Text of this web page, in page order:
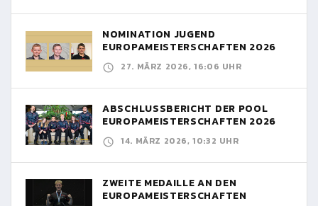
NOMINATION JUGEND
EUROPAMEISTERSCHAFTEN 2026
27. MÄRZ 2026, 16:06 UHR
ABSCHLUSSBERICHT DER POOL
EUROPAMEISTERSCHAFTEN 2026
14. MÄRZ 2026, 10:32 UHR
ZWEITE MEDAILLE AN DEN
EUROPAMEISTERSCHAFTEN